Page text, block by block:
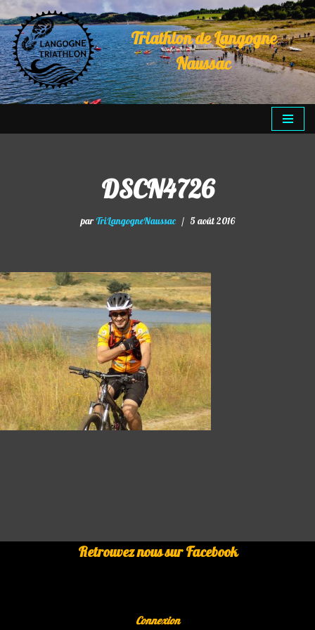
Aller
au
contenu
Triathlon de Langogne
Naussac
DSCN4726
par TriLangogneNaussac 5 août 2016
Retrouvez nous sur Facebook
Connexion